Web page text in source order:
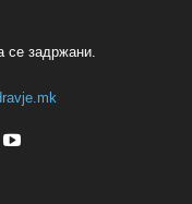
се задржани.